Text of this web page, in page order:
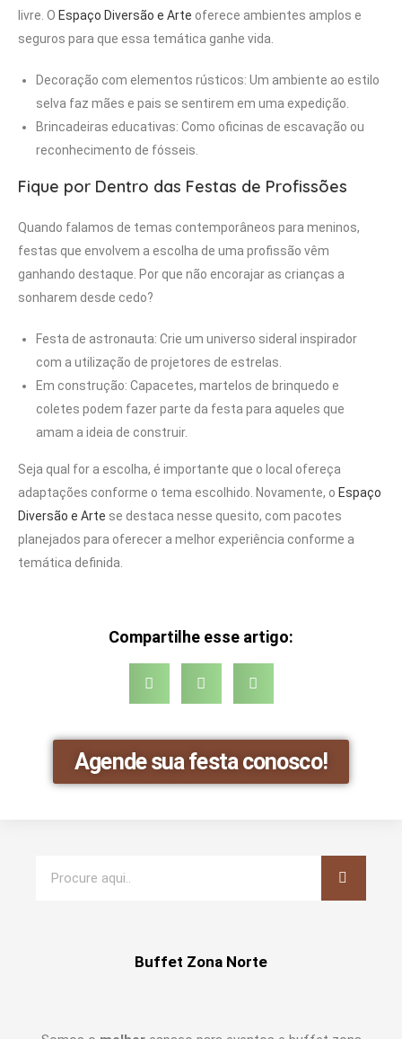
livre. O Espaço Diversão e Arte oferece ambientes amplos e
seguros para que essa temática ganhe vida.
Decoração com elementos rústicos: Um ambiente ao estilo
selva faz mães e pais se sentirem em uma expedição.
Brincadeiras educativas: Como oficinas de escavação ou
reconhecimento de fósseis.
Fique por Dentro das Festas de Profissões
Quando falamos de temas contemporâneos para meninos,
festas que envolvem a escolha de uma profissão vêm
ganhando destaque. Por que não encorajar as crianças a
sonharem desde cedo?
Festa de astronauta: Crie um universo sideral inspirador
com a utilização de projetores de estrelas.
Em construção: Capacetes, martelos de brinquedo e
coletes podem fazer parte da festa para aqueles que
amam a ideia de construir.
Seja qual for a escolha, é importante que o local ofereça
adaptações conforme o tema escolhido. Novamente, o Espaço
Diversão e Arte se destaca nesse quesito, com pacotes
planejados para oferecer a melhor experiência conforme a
temática definida.
Compartilhe esse artigo:
Agende sua festa conosco!
Buffet Zona Norte